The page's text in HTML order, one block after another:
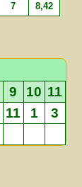
7 8,42
9 10 11
11 1
3